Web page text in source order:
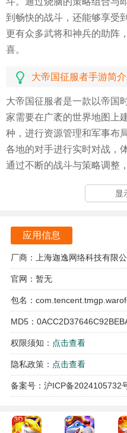
到畅快的战斗，还能够享受
更有众多武将和神兵的助阵
喜。
大帝国征服者手游简介
大帝国征服者是一款以帝国
家需要在广袤的世界地图上
种，进行资源管理和军事布
各地的对手进行实时对战，
通过不断的战斗与策略调整
游戏拥有万人同屏的跨服即
极速竞技跨服擂台让玩家可
个人的PK能力，赢得荣誉与
游戏中设有丰富的计谋玩法
用心理战术来获取胜利，这
总指挥功能让玩家可以与全
趣，增强了游戏的社交性。
游戏特色
多样的兵种设计使得战斗策
显
应用信息
厂商：上海迦逸网络科技有限公
官网：暂无
包名：
MD5：
权限须知： 点击查看
隐私政策： 点击查看
备案号：沪ICP备2024105732